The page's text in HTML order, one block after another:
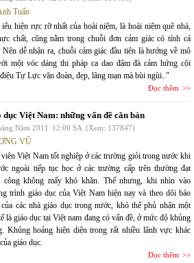
Tuấn
hiện rực rỡ nhất của hoài niệm, là hoài niệm quê nhà,
chất, cũng nằm trong chuỗi đơn cảm giác có tính cá
Nên dễ nhận ra, chuỗi cảm giác đầu tiên là hướng về mô
một vóc dáng thi pháp ca dao đậm đà cảm hứng cội
Tự Lực văn đoàn, đẹp, lãng mạn mà bùi ngùi.."
Đọc thêm
dục Việt Nam: những vấn đề căn bản
Năm 2011 12:00 SA (Xem: 137847)
VŨ
Việt Nam tốt nghiệp ở các trường giỏi trong nước khi
ngoài tiếp tục học ở các trường cấp trên thường đạt
công không mấy khó khăn. Thế nhưng, khi nhìn vào
trình giáo dục của Việt Nam hiện nay và theo dõi báo
các nhà giáo dục trong nước, khó thể phủ nhận một
là giáo dục tại Việt nam đang có vấn đề, ở mức độ khủng
Khủng hoảng hiện diện trong rất nhiều lãnh vực khác
giáo dục.
Đọc thêm